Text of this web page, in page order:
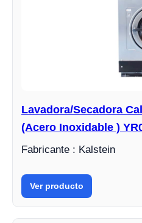
Lavadora/Secadora
(Acero Inoxidable )
Fabricante : Kalstein
Ver producto